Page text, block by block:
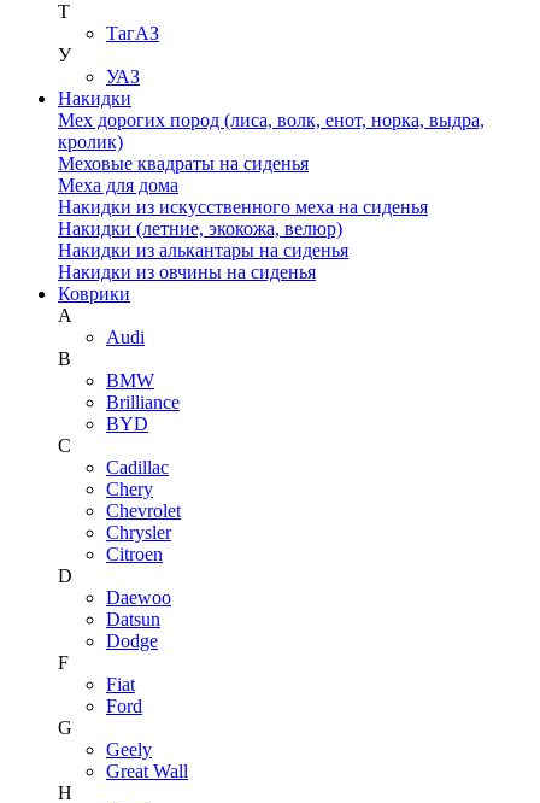
Т
ТагАЗ
У
УАЗ
Накидки
Мех дорогих пород (лиса, волк, енот, норка, выдра,
кролик)
Меховые квадраты на сиденья
Меха для дома
Накидки из искусственного меха на сиденья
Накидки (летние, экокожа, велюр)
Накидки из алькантары на сиденья
Накидки из овчины на сиденья
Коврики
A
Audi
B
BMW
Brilliance
BYD
C
Cadillac
Chery
Chevrolet
Chrysler
Citroen
D
Daewoo
Datsun
Dodge
F
Fiat
Ford
G
Geely
Great Wall
H